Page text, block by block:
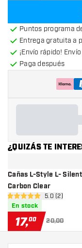
Puntos programa
Entrega gratuita a
¡Envío rápido!
Paga después
¿QUIZÁS TE
Cañas L-Style L-
Carbon Clear
abrir panel
5 estrellas de puntuación
5.0 (2)
En stock
17,00 20,00